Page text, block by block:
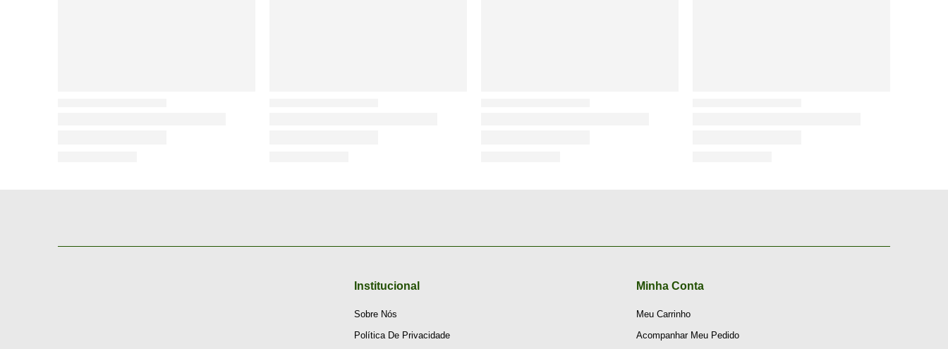
Institucional
Sobre Nós
Política De Privacidade
Minha Conta
Meu Carrinho
Acompanhar Meu Pedido